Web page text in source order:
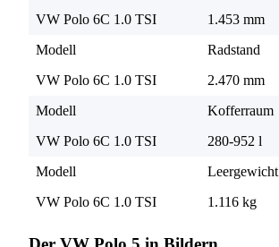
VW Polo 6C 1.0 TSI
1.453 mm
Modell
Radstand
VW Polo 6C 1.0 TSI
2.470 mm
Modell
Kofferraum
VW Polo 6C 1.0 TSI
280-952 l
Modell
Leergewicht
VW Polo 6C 1.0 TSI
1.116 kg